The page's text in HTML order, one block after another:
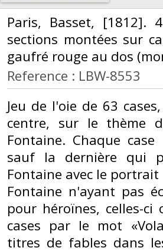
‎Paris, Basset,
sections montées sur
gaufré rouge au dos
Reference : LBW-8553
‎Jeu de l'oie de 63
centre, sur le thème
Fontaine. Chaque
sauf la dernière qui
Fontaine avec le
Fontaine n'ayant pas
pour héroïnes, celles-
cases par le mot
titres de fables dans